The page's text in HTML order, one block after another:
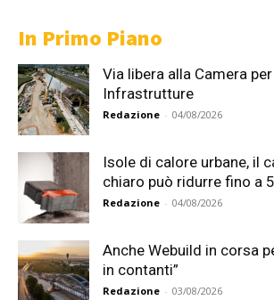
In Primo Piano
Via libera alla Camera
Infrastrutture
Redazione - 04/08/2026
Isole di calore urbane, il
chiaro può ridurre fino a 5
Redazione - 04/08/2026
Anche Webuild in corsa
in contanti”
Redazione - 03/08/2026